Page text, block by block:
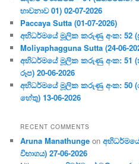
භාවනාව 01) 02-07-2026
Paccaya Sutta (01-07-2026)
අභිධර්මයේ මූලික කරුණු අංක: 52
Moliyaphagguna Sutta (24-06-
අභිධර්මයේ මූලික කරුණු අංක: 51
රූප) 20-06-2026
අභිධර්මයේ මූලික කරුණු අංක: 50
හේතු) 13-06-2026
RECENT COMMENTS
Aruna Manathunge on
විභාගය) 27-06-2026